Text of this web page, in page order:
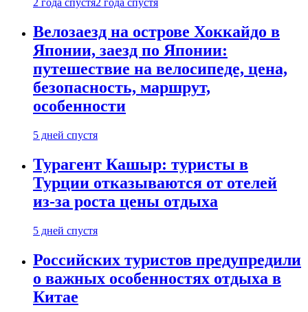
2 года спустя2 года спустя
Велозаезд на острове Хоккайдо в
Японии, заезд по Японии:
путешествие на велосипеде, цена,
безопасность, маршрут,
особенности
5 дней спустя
Турагент Кашыр: туристы в
Турции отказываются от отелей
из-за роста цены отдыха
5 дней спустя
Российских туристов предупредили
о важных особенностях отдыха в
Китае